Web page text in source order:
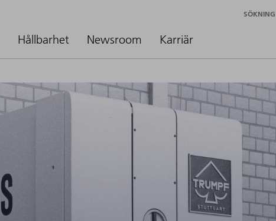
Hållbarhet Newsroom Karriär
SÖKNING